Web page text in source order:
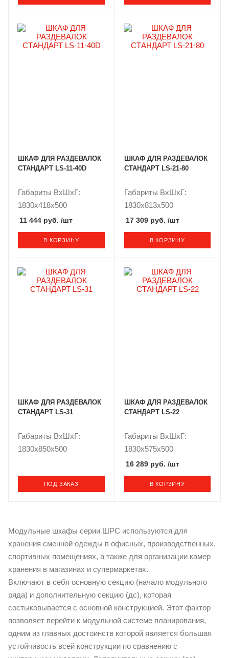
ШКАФ ДЛЯ РАЗДЕВАЛОК
СТАНДАРТ LS-11-40D
Габариты ВxШxГ:
1830x418x500
11 444 руб. /шт
В КОРЗИНУ
ШКАФ ДЛЯ РАЗДЕВАЛОК
СТАНДАРТ LS-21-80
Габариты ВxШxГ:
1830x813x500
17 309 руб. /шт
В КОРЗИНУ
ШКАФ ДЛЯ РАЗДЕВАЛОК
СТАНДАРТ LS-31
Габариты ВxШxГ:
1830x850x500
ПОД ЗАКАЗ
ШКАФ ДЛЯ РАЗДЕВАЛОК
СТАНДАРТ LS-22
Габариты ВxШxГ:
1830x575x500
16 289 руб. /шт
В КОРЗИНУ
Модульные шкафы серии ШРС используются для
хранения сменной одежды в офисных, производственных,
спортивных помещениях, а также для организации камер
хранения в магазинах и супермаркетах.
Включают в себя основную секцию (начало модульного
ряда) и дополнительную секцию (дс), которая
состыковывается с основной конструкцией. Этот фактор
позволяет перейти к модульной системе планирования,
одним из главных достоинств которой является большая
устойчивость всей конструкции по сравнению с